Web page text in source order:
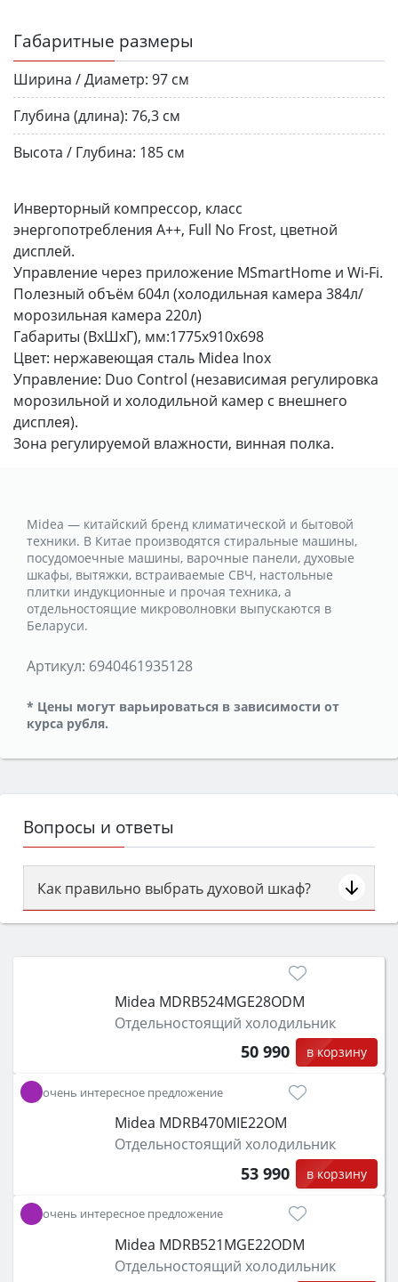
Габаритные размеры
Ширина / Диаметр: 97 см
Глубина (длина): 76,3 см
Высота / Глубина: 185 см
Инверторный компрессор, класс
энергопотребления А++, Full No Frost, цветной
дисплей.
Управление через приложение MSmartHome и Wi-Fi.
Полезный объём 604л (холодильная камера 384л/
морозильная камера 220л)
Габариты (ВхШхГ), мм:1775х910х698
Цвет: нержавеющая сталь Midea Inox
Управление: Duo Control (независимая регулировка
морозильной и холодильной камер с внешнего
дисплея).
Зона регулируемой влажности, винная полка.
Midea — китайский бренд климатической и бытовой
техники. В Китае производятся стиральные машины,
посудомоечные машины, варочные панели, духовые
шкафы, вытяжки, встраиваемые СВЧ, настольные
плитки индукционные и прочая техника, а
отдельностоящие микроволновки выпускаются в
Беларуси.
Артикул: 6940461935128
* Цены могут варьироваться в зависимости от
курса рубля.
Вопросы и ответы
Как правильно выбрать духовой шкаф?
Сначала определитесь с типом (газовый или
затем смотрите на объём 50–70 л для семьи,
функции (конвекция, гриль, самоочистка,
защита от детей).
Midea MDRB524MGE28ODM
Отдельностоящий холодильник
50 990 в корзину
очень интересное предложение
Midea MDRB470MIE22OM
Отдельностоящий холодильник
53 990 в корзину
очень интересное предложение
Midea MDRB521MGE22ODM
Отдельностоящий холодильник